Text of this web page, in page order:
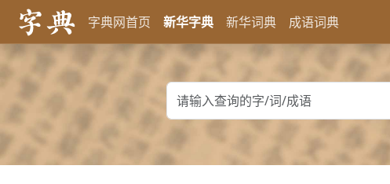
字典网首页 新华字典 新华词典 成语词典